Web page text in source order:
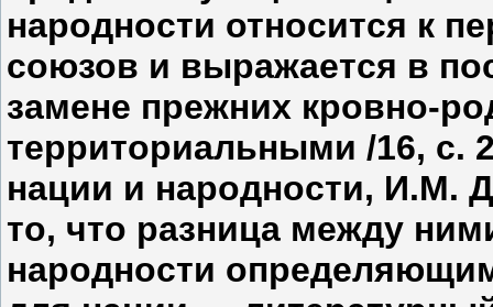
народности относится к
союзов и выражается в
замене прежних кровно-
территориальными /16, с.
нации и народности, И.М.
то, что разница между
народности